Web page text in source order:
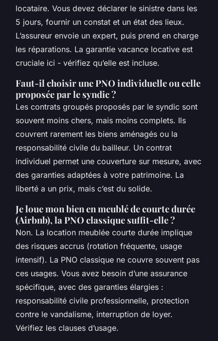
locataire. Vous devez déclarer le sinistre dans les
5 jours, fournir un constat et un état des lieux.
L’assureur envoie un expert, puis prend en charge
les réparations. La garantie vacance locative est
cruciale ici - vérifiez qu’elle est incluse.
Faut-il choisir une PNO individuelle ou celle
proposée par le syndic ?
Les contrats groupés proposés par le syndic sont
souvent moins chers, mais moins complets. Ils
couvrent rarement les biens aménagés ou la
responsabilité civile du bailleur. Un contrat
individuel permet une couverture sur mesure, avec
des garanties adaptées à votre patrimoine. La
liberté a un prix, mais c’est du solide.
Je loue mon bien en meublé de courte durée
(Airbnb), la PNO classique suffit-elle ?
Non. La location meublée courte durée implique
des risques accrus (rotation fréquente, usage
intensif). La PNO classique ne couvre souvent pas
ces usages. Vous avez besoin d’une assurance
spécifique, avec des garanties élargies :
responsabilité civile professionnelle, protection
contre le vandalisme, interruption de loyer.
Vérifiez les clauses d’usage.